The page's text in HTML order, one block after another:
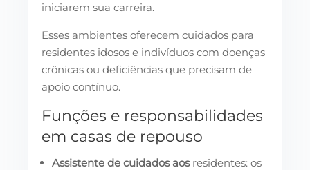
iniciarem sua carreira.
Esses ambientes oferecem cuidados para
residentes idosos e indivíduos com doenças
crônicas ou deficiências que precisam de
apoio contínuo.
Funções e responsabilidades
em casas de repouso
Assistente de cuidados aosresidentes: os